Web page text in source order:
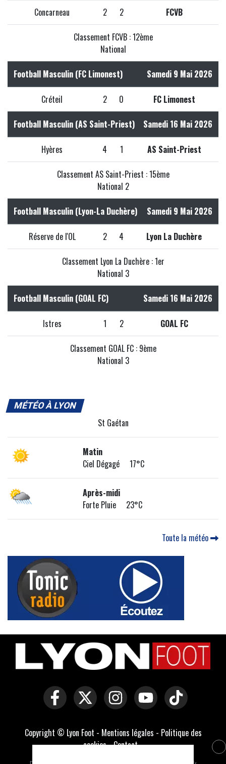
Concarneau 2 2 FCVB
Classement FCVB : 12ème
National
Football Masculin (FC Limonest) Samedi 9 Mai 2026
Créteil 2 0 FC Limonest
Football Masculin (AS Saint-Priest) Samedi 16 Mai 2026
Hyères 4 1 AS Saint-Priest
Classement AS Saint-Priest : 15ème
National 2
Football Masculin (Lyon-La Duchère) Samedi 9 Mai 2026
Réserve de l'OL 2 4 Lyon La Duchère
Classement Lyon La Duchère : 1er
National 3
Football Masculin (GOAL FC) Samedi 16 Mai 2026
Istres 1 2 GOAL FC
Classement GOAL FC : 9ème
National 3
MÉTÉO À LYON
St Gaétan
Matin
Ciel Dégagé 17°C
Après-midi
Forte Pluie 23°C
Toute la météo
Copyright © Lyon Foot - Mentions légales - Politique des
cookies-Contact-